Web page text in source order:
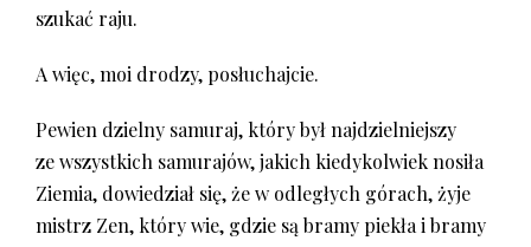
szukać raju.
A więc, moi drodzy, posłuchajcie.
Pewien dzielny samuraj, który był najdzielniejszy
ze wszystkich samurajów, jakich kiedykolwiek nosiła
Ziemia, dowiedział się, że w odległych górach, żyje
mistrz Zen, który wie, gdzie są bramy piekła i bramy